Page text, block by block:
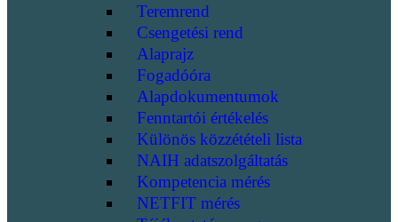
Teremrend
Csengetési rend
Alaprajz
Fogadóóra
Alapdokumentumok
Fenntartói értékelés
Különös közzétételi lista
NAIH adatszolgáltatás
Kompetencia mérés
NETFIT mérés